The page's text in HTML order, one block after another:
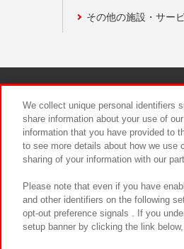
その他の施設・サー
We collect unique personal identifiers
share information about your use of
information that you have provided to
to see more details about how we use
sharing of your information with our
Please note that even if you have
and other identifiers on the following
opt-out preference signals . If you
setup banner by clicking the link